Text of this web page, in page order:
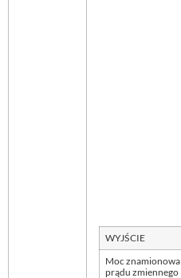
WYJŚCIE
Moc znamionowa
prądu zmiennego